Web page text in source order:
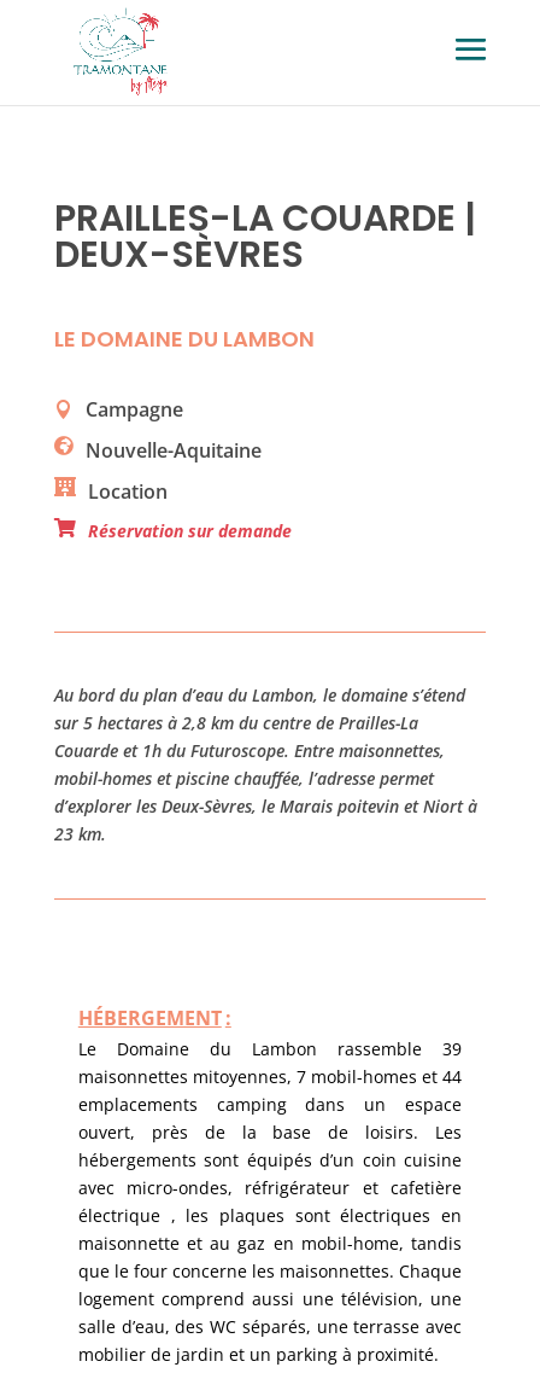
PRAILLES-LA COUARDE |
DEUX-SÈVRES
LE DOMAINE DU LAMBON
Campagne
Nouvelle-Aquitaine
Location
Réservation sur demande
Au bord du plan d’eau du Lambon, le domaine s’étend
sur 5 hectares à 2,8 km du centre de Prailles-La
Couarde et 1h du Futuroscope. Entre maisonnettes,
mobil-homes et piscine chauffée, l’adresse permet
d’explorer les Deux-Sèvres, le Marais poitevin et Niort à
23 km.
HÉBERGEMENT:
Le Domaine du Lambon rassemble 39
maisonnettes mitoyennes, 7 mobil-homes et 44
emplacements camping dans un espace
ouvert, près de la base de loisirs. Les
hébergements sont équipés d’un coin cuisine
avec micro-ondes, réfrigérateur et cafetière
électrique , les plaques sont électriques en
maisonnette et au gaz en mobil-home, tandis
que le four concerne les maisonnettes. Chaque
logement comprend aussi une télévision, une
salle d’eau, des WC séparés, une terrasse avec
mobilier de jardin et un parking à proximité.